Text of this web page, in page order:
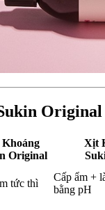
Original
Original
Xịt
tức thì
Cấp ẩm +
bằng pH